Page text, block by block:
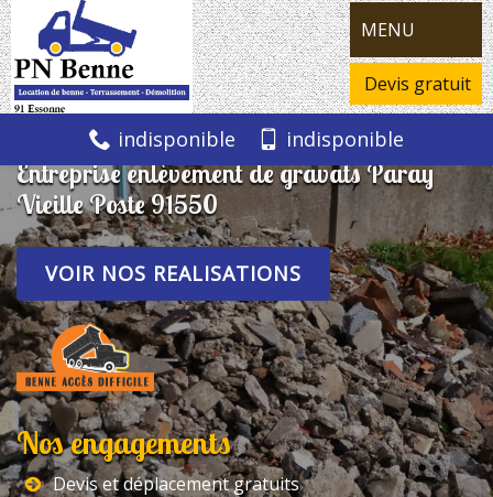
MENU
Devis gratuit
indisponible indisponible
Entreprise enlèvement de gravats Paray
Vieille Poste 91550
VOIR NOS REALISATIONS
Nos engagements
Devis et déplacement gratuits